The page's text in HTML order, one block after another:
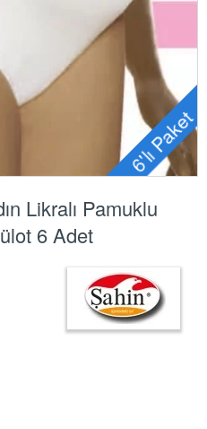
6'lı Paket
Likralı Pamuklu
6 Adet